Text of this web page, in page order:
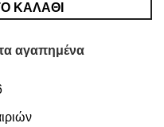
ΚΑΛΆΘΙ
αγαπημένα